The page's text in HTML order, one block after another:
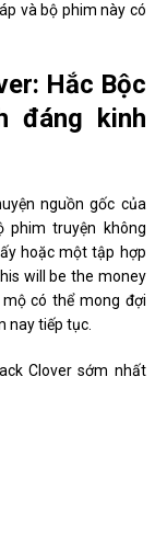
và bộ phim này có
Hắc Bộc
đáng kinh
nguồn gốc của
phim truyện không
hoặc một tập hợp
will be the money
có thể mong đợi
nay tiếp tục.
Clover sớm nhất